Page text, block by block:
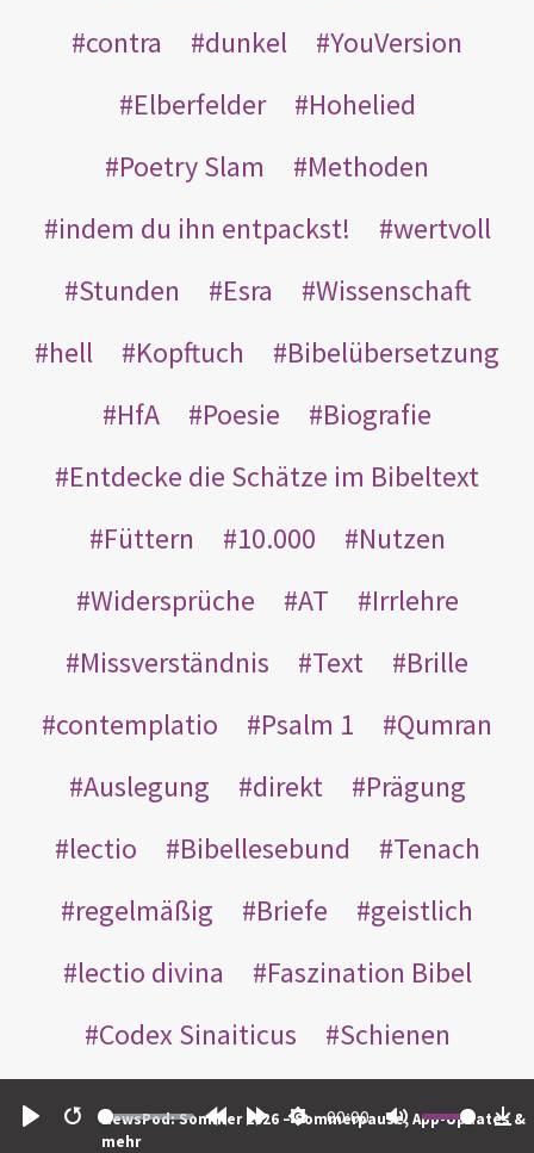
Restart
00:00
NewsPod: Sommer 2026 – Sommerpause, App-Updates &
mehr
contra
dunkel
YouVersion
Elberfelder
Hohelied
Poetry Slam
Methoden
indem du ihn entpackst!
wertvoll
Stunden
Esra
Wissenschaft
hell
Kopftuch
Bibelübersetzung
HfA
Poesie
Biografie
Entdecke die Schätze im Bibeltext
Füttern
10.000
Nutzen
Widersprüche
AT
Irrlehre
Missverständnis
Text
Brille
contemplatio
Psalm 1
Qumran
Auslegung
direkt
Prägung
lectio
Bibellesebund
Tenach
regelmäßig
Briefe
geistlich
lectio divina
Faszination Bibel
Codex Sinaiticus
Schienen